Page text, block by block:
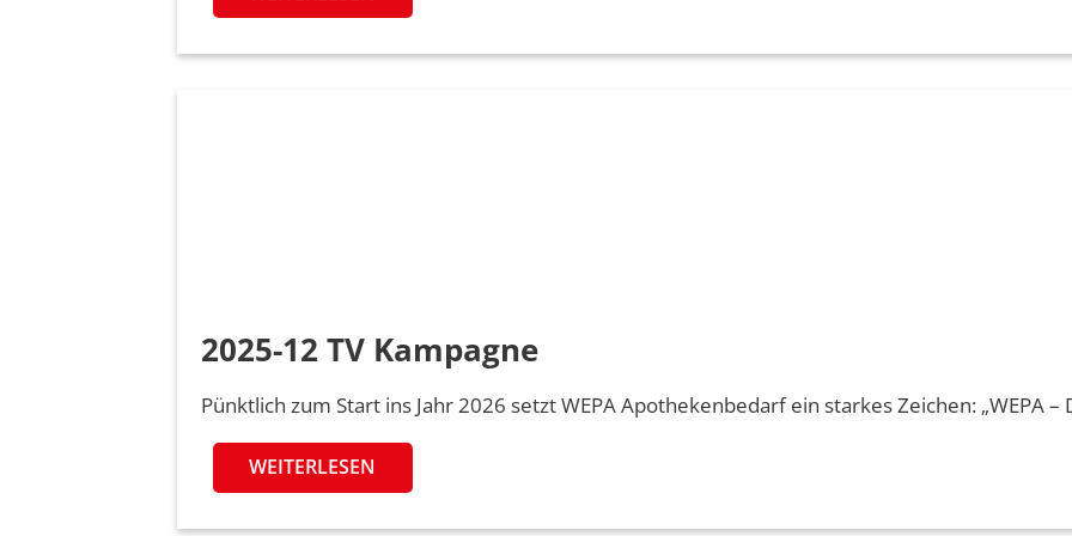
2025-12 TV Kampagne
Pünktlich zum Start ins Jahr 2026 setzt WEPA Apothekenbedarf ein starkes Zeichen: „WEPA –
WEITERLESEN